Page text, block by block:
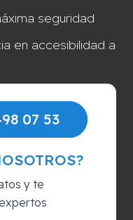
seguridad
en accesibilidad a
07 53
y te